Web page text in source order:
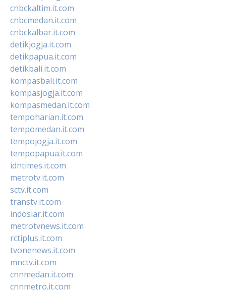
cnbckaltim.it.com
cnbcmedan.it.com
cnbckalbar.it.com
detikjogja.it.com
detikpapua.it.com
detikbali.it.com
kompasbali.it.com
kompasjogja.it.com
kompasmedan.it.com
tempoharian.it.com
tempomedan.it.com
tempojogja.it.com
tempopapua.it.com
idntimes.it.com
metrotv.it.com
sctv.it.com
transtv.it.com
indosiar.it.com
metrotvnews.it.com
rctiplus.it.com
tvonenews.it.com
mnctv.it.com
cnnmedan.it.com
cnnmetro.it.com